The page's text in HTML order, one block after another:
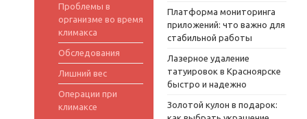
Проблемы в
организме во время
климакса
Обследования
Лишний вес
Операции при
климаксе
Платформа мониторинга
приложений: что важно для
стабильной работы
Лазерное удаление
татуировок в Красноярске
быстро и надежно
Золотой кулон в подарок: